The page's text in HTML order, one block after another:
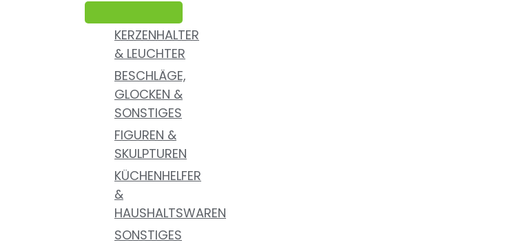
KERZENHALTER
& LEUCHTER
BESCHLÄGE,
GLOCKEN &
SONSTIGES
FIGUREN &
SKULPTUREN
KÜCHENHELFER
&
HAUSHALTSWAREN
SONSTIGES